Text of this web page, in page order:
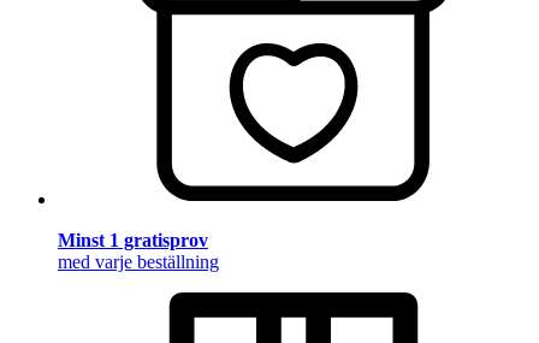
Minst 1 gratisprov
med varje beställning